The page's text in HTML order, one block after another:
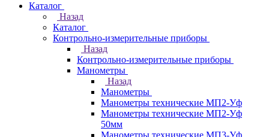
Каталог
Назад
Каталог
Контрольно-измерительные приборы
Назад
Контрольно-измерительные приборы
Манометры
Назад
Манометры
Манометры технические МП2-Уф
Манометры технические МП2-Уф
50мм
Манометры технические МП3-Уф